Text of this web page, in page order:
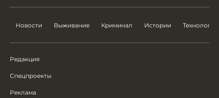
Новости Выживание Криминал Истории Технологии
Редакция
Спецпроекты
Реклама